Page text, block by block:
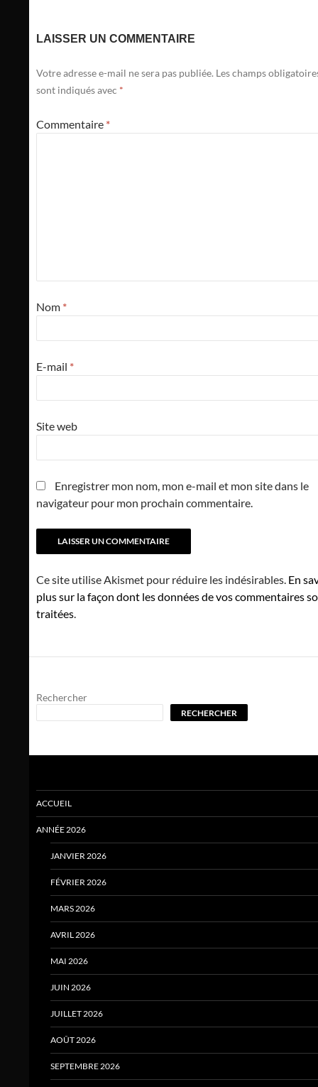
LAISSER UN COMMENTAIRE
Votre adresse e-mail ne sera pas publiée. Les champs
sont indiqués avec *
Commentaire *
Nom *
E-mail *
Site web
Enregistrer mon nom, mon e-mail et mon site dans le
navigateur pour mon prochain commentaire.
Ce site utilise Akismet pour réduire les indésirables. En
plus sur la façon dont les données de vos commentaires
traitées.
Rechercher
RECHERCHER
ACCUEIL
ANNÉE 2026
JANVIER 2026
FÉVRIER 2026
MARS 2026
AVRIL 2026
MAI 2026
JUIN 2026
JUILLET 2026
AOÛT 2026
SEPTEMBRE 2026